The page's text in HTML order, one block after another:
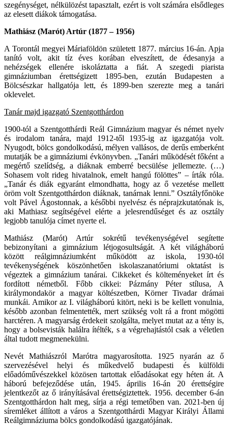
szegénységet, nélkülözést tapasztalt, ezért is volt számára elsődleges
az elesett diákok támogatása.
Mathiász (Marót) Artúr (1877 – 1956)
A Torontál megyei Máriaföldön született 1877. március 16-án. Apja
tanító volt, akit tíz éves korában elveszített, de édesanyja a
nehézségek ellenére iskoláztatta a fiát. A szegedi piarista
gimnáziumban érettségizett 1895-ben, ezután Budapesten a
Bölcsészkar hallgatója lett, és 1899-ben szerezte meg a tanári
oklevelet.
Tanár majd igazgató Szentgotthárdon
1900-tól a Szentgotthárdi Reál Gimnázium magyar és német nyelv
és irodalom tanára, majd 1912-től 1935-ig az igazgatója volt.
Nyugodt, bölcs gondolkodású, mélyen vallásos, de derűs emberként
mutatják be a gimnáziumi évkönyvben. „Tanári működését főként a
megértő szelídség, a diáknak emberré becsülése jellemezte. (…)
Sohasem volt rideg hivatalnok, emelt hangú fölöttes” – írták róla.
„Tanár és diák egyaránt elmondhatta, hogy az ő vezetése mellett
öröm volt Szentgotthárdon diáknak, tanárnak lenni.” Osztályfőnöke
volt Pável Ágostonnak, a későbbi nyelvész és néprajzkutatónak is,
aki Mathiasz segítségével elérte a jelesrendűséget és az osztály
legjobb tanulója címet nyerte el.
Mathiász (Marót) Artúr sokrétű tevékenységével segítette
bebizonyítani a gimnázium létjogosultságát. A két világháború
között reálgimnáziumként működött az iskola, 1930-tól
tevékenységének köszönhetően iskolaszanatóriumi oktatást is
végeztek a gimnázium tanárai. Cikkeket és költeményeket írt és
fordított németből. Főbb cikkei: Pázmány Péter stílusa, A
királymondakör a magyar költészetben, Körner Tivadar drámai
munkái. Amikor az I. világháború kitört, neki is be kellett vonulnia,
később azonban felmentették, mert szükség volt rá a front mögötti
harctéren. A magyarság érdekeit szolgálta, melyet mutat az a tény is,
hogy a bolsevisták halálra ítélték, s a végrehajtástól csak a véletlen
által tudott megmenekülni.
Nevét Mathiászról Marótra magyarosította. 1925 nyarán az ő
szervezésével helyi és műkedvelő budapesti és külföldi
előadóművészekkel közösen tartottak előadásokat egy héten át. A
háború befejeződése után, 1945. április 16-án 20 érettségire
jelentkezőt az ő irányításával érettségiztettek. 1956. december 6-án
Szentgotthárdon halt meg, sírja a régi temetőben van. 2021-ben új
síremléket állított a város a Szentgotthárdi Magyar Királyi Állami
Reálgimnáziuma bölcs gondolkodású igazgatójának.